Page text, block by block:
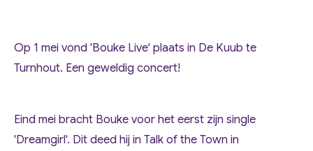
Op 1 mei vond 'Bouke Live' plaats in De Kuub te
Turnhout. Een geweldig concert!
Eind mei bracht Bouke voor het eerst zijn single
'Dreamgirl'. Dit deed hij in Talk of the Town in